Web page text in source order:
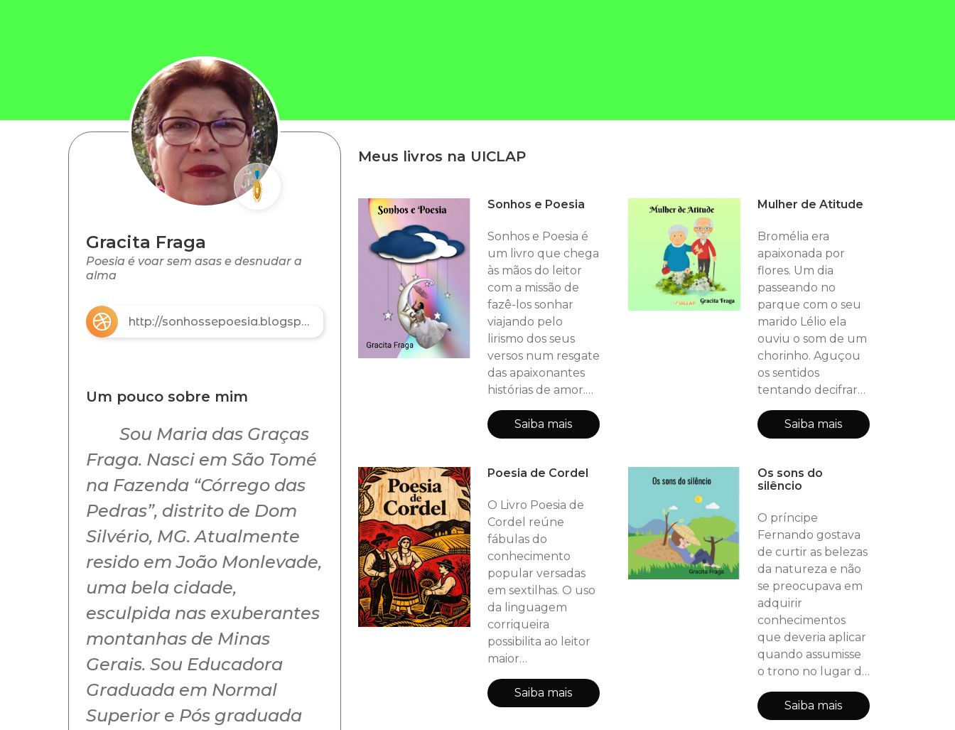
Gracita Fraga
Poesia é voar sem asas e desnudar a
alma
http://sonhossepoesia.blogspot.com.br
Um pouco sobre mim
Sou Maria das Graças
Fraga. Nasci em São Tomé
na Fazenda “Córrego das
Pedras”, distrito de Dom
Silvério, MG. Atualmente
resido em João Monlevade,
uma bela cidade,
esculpida nas exuberantes
montanhas de Minas
Gerais. Sou Educadora
Graduada em Normal
Superior e Pós graduada
Meus livros na UICLAP
Sonhos e Poesia
Sonhos e Poesia é
um livro que chega
às mãos do leitor
com a missão de
fazê-los sonhar
viajando pelo
lirismo dos seus
versos num resgate
das apaixonantes
histórias de amor.
Os versos
serpenteiam por
temas diversos
dimensão e
literário da
escritora. Nesta
obra o leitor se
permitirá ser
conduzido pela
poetisa nas veredas
da emoção e
poderá perpassar
as linhas do
Saiba mais
Mulher de Atitude
Bromélia era
apaixonada por
flores. Um dia
passeando no
parque com o seu
marido Lélio ela
ouviu o som de um
chorinho. Aguçou
os sentidos
tentando decifrar
aquele mistério
.Quem estaria
chorando ao lado
petúnias. E como
boa detetive
Bromélia agachou
para desvendar
aquele intrigante
mistério
Saiba mais
Poesia de Cordel
O Livro Poesia de
Cordel reúne
fábulas do
conhecimento
popular versadas
em sextilhas. O uso
da linguagem
corriqueira
possibilita ao leitor
maior
envolvimento com
o caseado
cordelístico. A
Saiba mais
Os sons do
silêncio
O príncipe
Fernando gostava
de curtir as belezas
da natureza e não
se preocupava em
adquirir
conhecimentos
que deveria aplicar
quando assumisse
o trono no lugar do
seu pai o rei
Ferdinando. Até
que um dia
Saiba mais